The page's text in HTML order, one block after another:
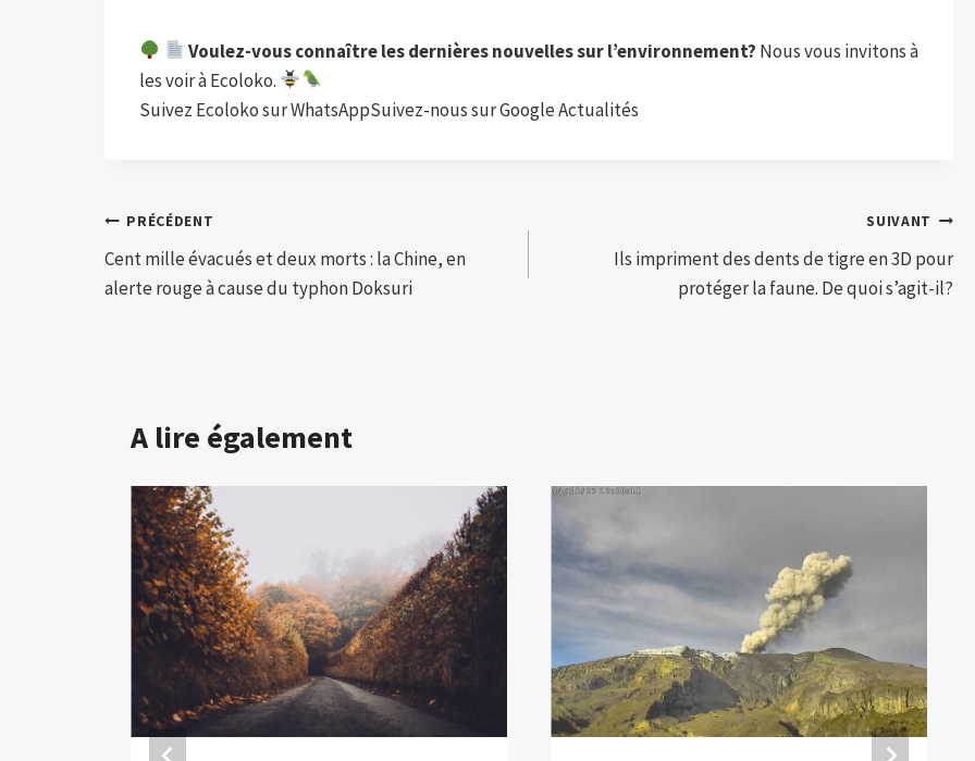
Voulez-vous connaître les dernières nouvelles sur l’environnement? Nous vous invitons à
les voir à Ecoloko.
Suivez Ecoloko sur WhatsAppSuivez-nous sur Google Actualités
Navigation
de
PRÉCÉDENT
Cent mille évacués et deux morts : la Chine, en
alerte rouge à cause du typhon Doksuri
SUIVANT
Ils impriment des dents de tigre en 3D pour
protéger la faune. De quoi s’agit-il?
A lire également